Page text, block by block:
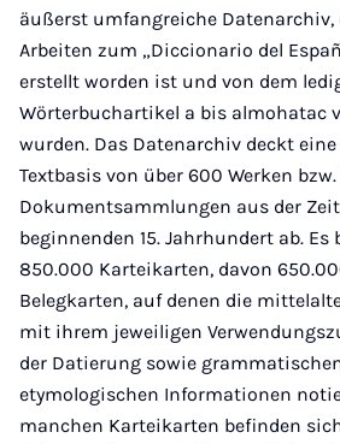
äußerst umfangreiche Datenarchiv,
Arbeiten zum „Diccionario del
erstellt worden ist und von dem
Wörterbuchartikel a bis almohatac
wurden. Das Datenarchiv deckt
Textbasis von über 600 Werken
Dokumentsammlungen aus der Zeit
beginnenden 15. Jahrhundert ab. Es
850.000 Karteikarten, davon
Belegkarten, auf denen die
mit ihrem jeweiligen
der Datierung sowie
etymologischen Informationen
manchen Karteikarten befinden